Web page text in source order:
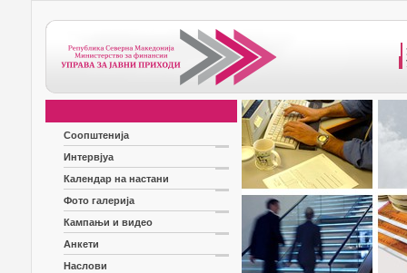
Соопштенија
Интервјуа
Календар на настани
Фото галерија
Кампањи и видео
Анкети
Наслови